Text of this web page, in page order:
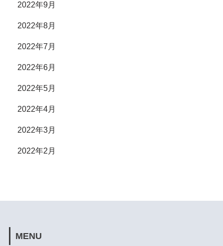
2022年9月
2022年8月
2022年7月
2022年6月
2022年5月
2022年4月
2022年3月
2022年2月
MENU